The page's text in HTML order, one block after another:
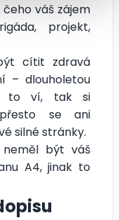
váš zájem
projekt,
cítit zdravá
– dlouholetou
to ví, tak si
se ani
silné stránky.
být váš
A4, jinak to